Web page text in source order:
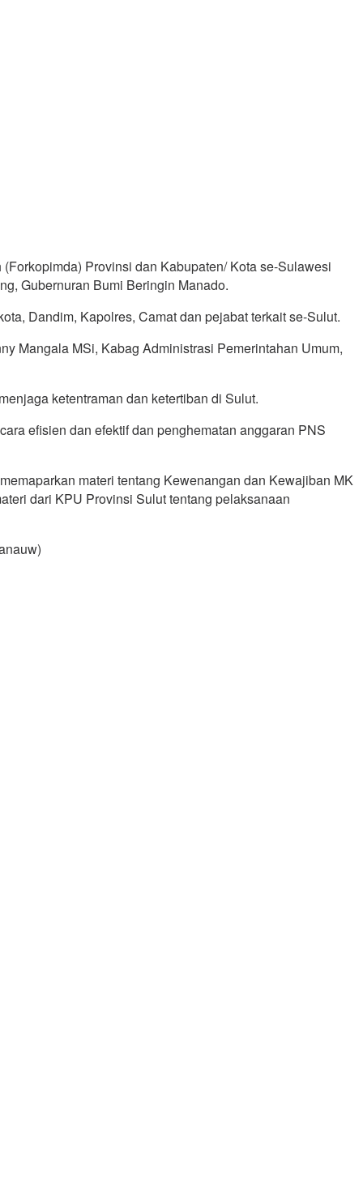
Provinsi dan Kabupaten/ Kota se-Sulawesi
Gubernuran Bumi Beringin Manado.
Dandim, Kapolres, Camat dan pejabat terkait se-Sulut.
Mangala MSi, Kabag Administrasi Pemerintahan Umum,
ketentraman dan ketertiban di Sulut.
efisien dan efektif dan penghematan anggaran PNS
materi tentang Kewenangan dan Kewajiban MK
dari KPU Provinsi Sulut tentang pelaksanaan